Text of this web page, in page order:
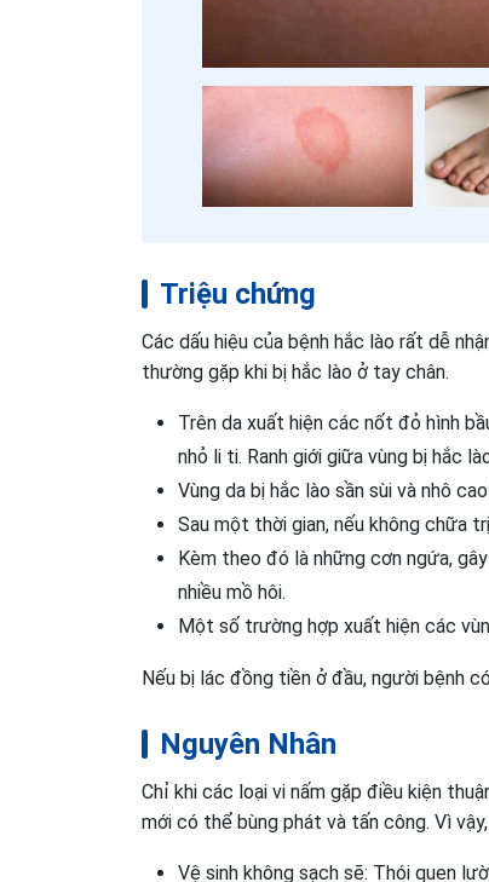
Triệu chứng
Các dấu hiệu của bệnh hắc lào rất dễ
thường gặp khi bị hắc lào ở tay chân.
Trên da xuất hiện các nốt đỏ hình
nhỏ li ti. Ranh giới giữa vùng bị hắc
Vùng da bị hắc lào sần sùi và nhô
Sau một thời gian, nếu không chữa
Kèm theo đó là những cơn ngứa,
nhiều mồ hôi.
Một số trường hợp xuất hiện các
Nếu bị lác đồng tiền ở đầu, người bệnh
Nguyên Nhân
Chỉ khi các loại vi nấm gặp điều kiện
mới có thể bùng phát và tấn công. Vì
Vệ sinh không sạch sẽ: Thói quen